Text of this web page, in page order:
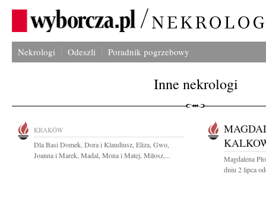
Nekrologi Odeszli Poradnik pogrzebowy
Inne nekrologi
KRAKÓW
Dla Basi Domek, Dora i Klaudiusz, Eliza, Gwo,
Joanna i Marek, Madal, Mona i Matej, Miłosz,...
Magdalena
dniu 2 lipca